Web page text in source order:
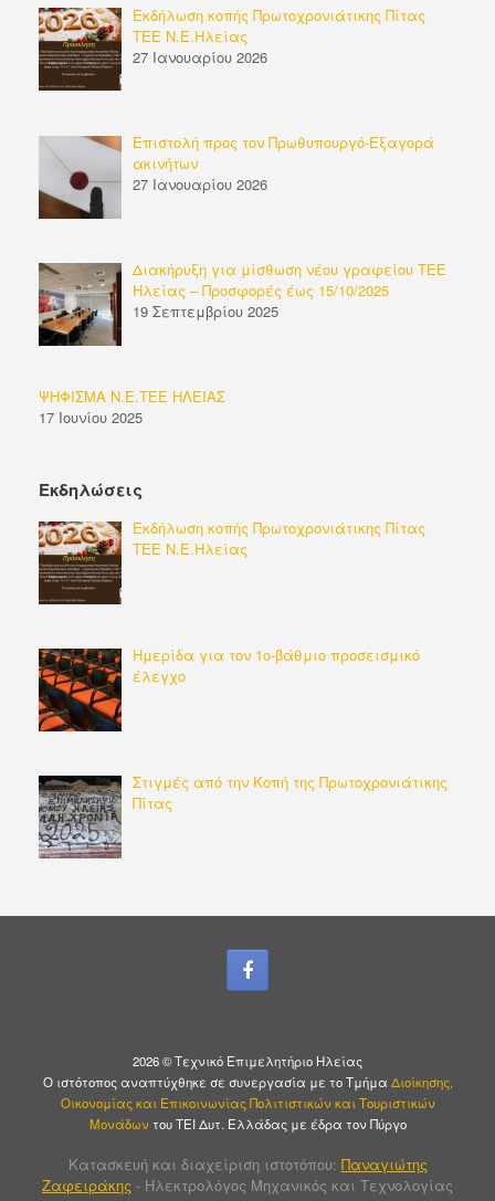
Εκδήλωση κοπής Πρωτοχρονιάτικης Πίτας
ΤΕΕ Ν.Ε.Ηλείας
27 Ιανουαρίου 2026
Επιστολή προς τον Πρωθυπουργό-Εξαγορά
ακινήτων
27 Ιανουαρίου 2026
Διακήρυξη για μίσθωση νέου γραφείου ΤΕΕ
Ηλείας – Προσφορές έως 15/10/2025
19 Σεπτεμβρίου 2025
ΨΗΦΙΣΜΑ Ν.Ε.ΤΕΕ ΗΛΕΙΑΣ
17 Ιουνίου 2025
Εκδηλώσεις
Εκδήλωση κοπής Πρωτοχρονιάτικης Πίτας
ΤΕΕ Ν.Ε.Ηλείας
Ημερίδα για τον 1ο-βάθμιο προσεισμικό
έλεγχο
Στιγμές από την Κοπή της Πρωτοχρονιάτικης
Πίτας
2026 © Τεχνικό Επιμελητήριο Ηλείας
Ο ιστότοπος αναπτύχθηκε σε συνεργασία με το Τμήμα Διοίκησης,
Οικονομίας και Επικοινωνίας Πολιτιστικών και Τουριστικών
Μονάδων του ΤΕΙ Δυτ. Ελλάδας με έδρα τον Πύργο
Κατασκευή και διαχείριση ιστοτόπου: Παναγιώτης
Ζαφειράκης - Ηλεκτρολόγος Μηχανικός και Τεχνολογίας